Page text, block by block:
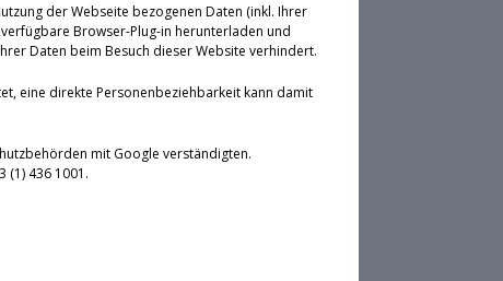
der Webseite bezogenen Daten (inkl. Ihrer
Browser-Plug-in herunterladen und
Daten beim Besuch dieser Website verhindert.
eine direkte Personenbeziehbarkeit kann damit
mit Google verständigten.
(1) 436 1001.